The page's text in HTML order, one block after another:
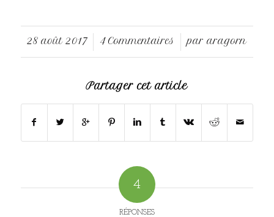
28 août 2017
/ 4 Commentaires
/ pararagorn
Partager cet article
4
RÉPONSES